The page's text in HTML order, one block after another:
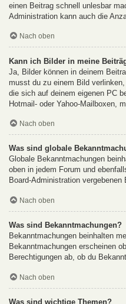
einen Beitrag schnell unlesbar
Administration kann auch die
Nach oben
Kann ich Bilder in meine
Ja, Bilder können in deinem
musst du zu einem Bild
die sich auf deinem eigenen PC
Hotmail- oder Yahoo-Mailboxen,
Nach oben
Was sind globale
Globale Bekanntmachungen
oben in jedem Forum und
Board-Administration vergebenen
Nach oben
Was sind Bekanntmachungen?
Bekanntmachungen beinhalten
Bekanntmachungen erscheinen
Berechtigungen ab, ob du
Nach oben
Was sind wichtige Themen?